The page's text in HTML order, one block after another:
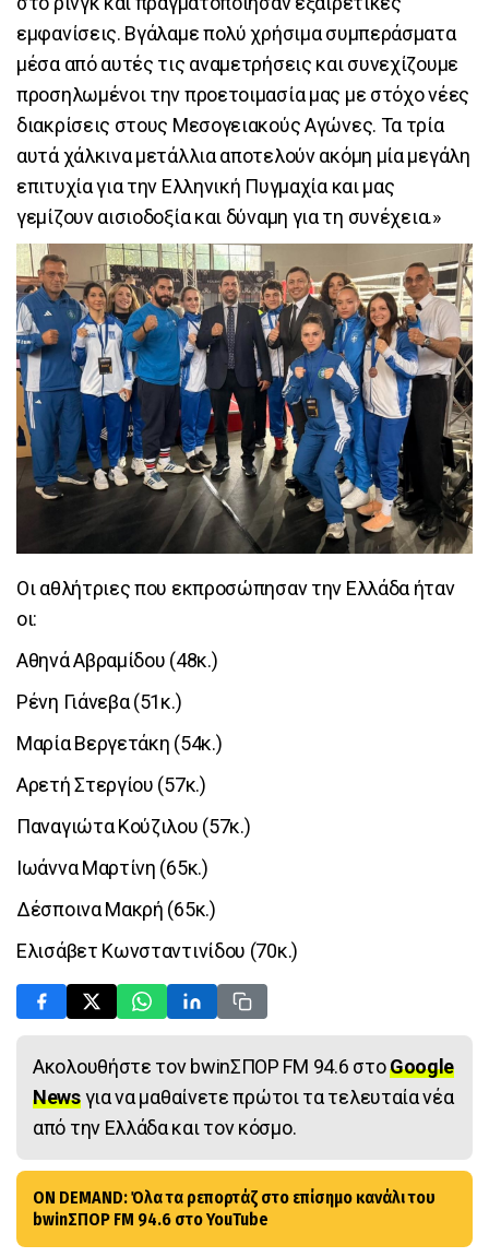
εμφανίσεις. Βγάλαμε πολύ χρήσιμα συμπεράσματα
μέσα από αυτές τις αναμετρήσεις και συνεχίζουμε
προσηλωμένοι την προετοιμασία μας με στόχο νέες
διακρίσεις στους Μεσογειακούς Αγώνες. Τα τρία
αυτά χάλκινα μετάλλια αποτελούν ακόμη μία μεγάλη
επιτυχία για την Ελληνική Πυγμαχία και μας
γεμίζουν αισιοδοξία και δύναμη για τη συνέχεια.»
Οι αθλήτριες που εκπροσώπησαν την Ελλάδα ήταν
οι:
Αθηνά Αβραμίδου (48κ.)
Ρένη Γιάνεβα (51κ.)
Μαρία Βεργετάκη (54κ.)
Αρετή Στεργίου (57κ.)
Παναγιώτα Κούζιλου (57κ.)
Ιωάννα Μαρτίνη (65κ.)
Δέσποινα Μακρή (65κ.)
Ελισάβετ Κωνσταντινίδου (70κ.)
Ακολουθήστε τον bwinΣΠΟΡ FM 94.6 στοGoogle
Newsγια να μαθαίνετε πρώτοι τα τελευταία νέα
από την Ελλάδα και τον κόσμο.
ON DEMAND: Όλα τα ρεπορτάζ στο επίσημο κανάλι του
bwinΣΠΟΡ FM 94.6 στο YouTube